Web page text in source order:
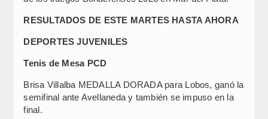
RESULTADOS DE ESTE MARTES HASTA AHORA
DEPORTES JUVENILES
Tenis de Mesa PCD
Brisa Villalba MEDALLA DORADA para Lobos, ganó la
semifinal ante Avellaneda y también se impuso en la
final.